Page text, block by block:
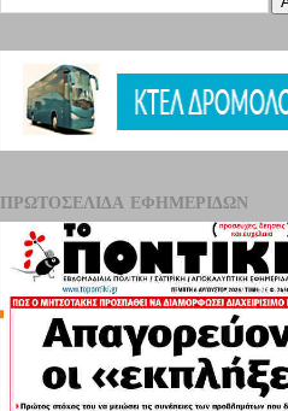
ΠΡΩΤΟΣΈΛΙΔΑ ΕΦΗΜΕΡΊΔΩΝ